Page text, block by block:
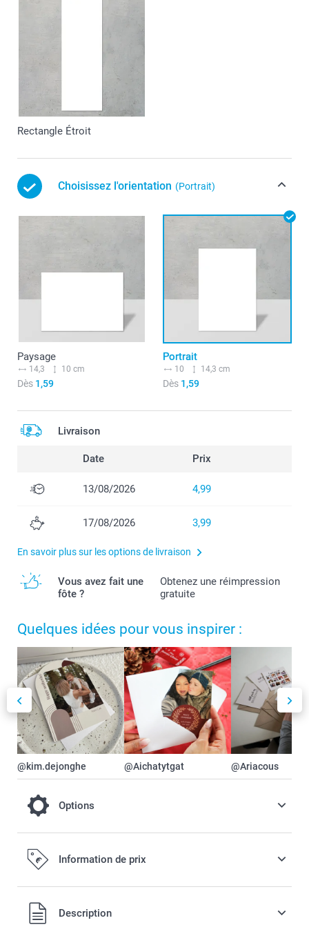
Rectangle Étroit
Choisissez l'orientation (Portrait)
Paysage
14,3 10 cm
Dès 1,59
Portrait
10 14,3 cm
Dès1,59
Livraison
Date Prix
13/08/2026 4,99
17/08/2026 3,99
En savoir plus sur les options de livraison
Vous avez fait une
fôte ?
Obtenez une réimpression
gratuite
Quelques idées pour vous inspirer :
@kim.dejonghe @Aichatytgat @Ariacous
Options
Pour un faire-part encore plus festif ou
élégant, optez pour un Papier scintillant /
0,30 / pièce
Information de prix
Description